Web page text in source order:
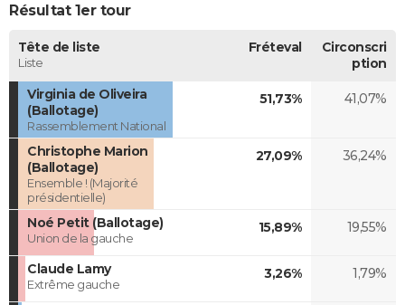
Résultat 1er tour
Tête de liste
Liste
Fréteval
Circonscri
ption
Virginia de Oliveira
(Ballotage)
Rassemblement National
51,73% 41,07%
Christophe Marion
(Ballotage)
Ensemble ! (Majorité
présidentielle)
27,09% 36,24%
Noé Petit (Ballotage)
Union de la gauche
15,89% 19,55%
Claude Lamy
Extrême gauche
3,26% 1,79%